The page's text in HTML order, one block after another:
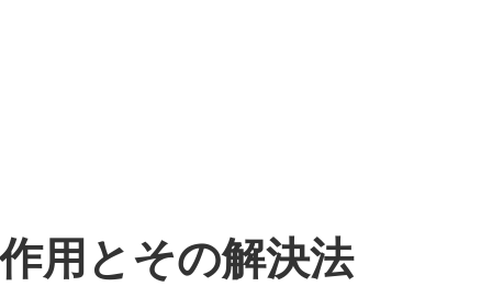
とその解決法